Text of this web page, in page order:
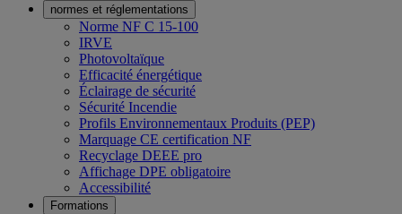
normes et réglementations
Norme NF C 15-100
IRVE
Photovoltaïque
Efficacité énergétique
Éclairage de sécurité
Sécurité Incendie
Profils Environnementaux Produits (PEP)
Marquage CE certification NF
Recyclage DEEE pro
Affichage DPE obligatoire
Accessibilité
Formations